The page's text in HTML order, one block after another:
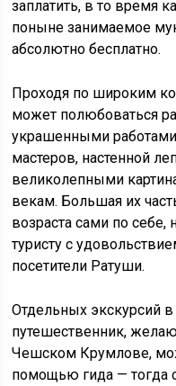
заплатить, в то время
поныне занимаемое
абсолютно бесплатно.
Проходя по широким
может полюбоваться
украшенными
мастеров, настенной
великолепными
векам. Большая их
возраста сами по себе,
туристу с
посетители Ратуши.
Отдельных экскурсий
путешественник,
Чешском Крумлове,
помощью гида — тогда